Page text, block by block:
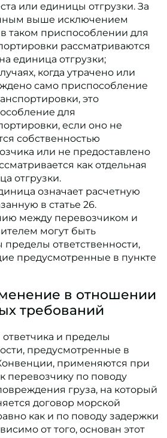
или единицы отгрузки. За
выше исключением
таком приспособлении для
рассматриваются
единица отгрузки;
когда утрачено или
само приспособление
это
для
если оно не
собственностью
или не предоставлено
как отдельная
отгрузки.
означает расчетную
в статье 26.
между перевозчиком и
могут быть
пределы ответственности,
предусмотренные в пункте
в отношении
требований
и пределы
предусмотренные в
применяются при
перевозчику по поводу
груза, на который
договор морской
как и по поводу задержки
от того, основан этот